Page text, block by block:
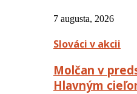
7 augusta, 2026
Slováci v akcii
Molčan v
Hlavným